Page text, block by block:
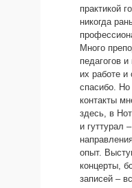
практикой
никогда
Много
педагогов
их работе и
спасибо.
контакты
здесь, в
и гуттурал
опыт.
концерты,
записей –